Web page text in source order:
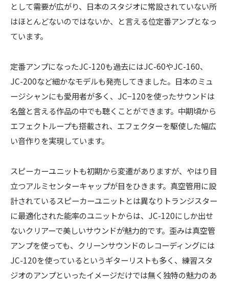
として需要が広がり、日本のスタジオに常設されていない所
はほとんどないのではないか、と言える位定番アンプとなっ
ています。
定番アンプになったJC-120も過去にはJC-60やJC-160、
JC-200など細かなモデルも発売してきました。日本のミュ
ージシャンにも愛用者が多く、JC−120を使ったサウンドは
名盤と言える作品の中でも聴くことができます。中期頃から
エフェクトループも搭載され、エフェクターを駆使した幅広
い音作りを実現しています。
スピーカーユニットも初期から変遷がありますが、やはり目
立つアルミセンターキャップが目をひきます。真空管用に設
計されているスピーカーユニットとは異なりトランジスター
に最適化された能率のユニットからは、JC-120にしか出せ
ないクリアーで美しいサウンドが魅力的です。歪みは真空管
アンプを使っても、クリーンサウンドのレコーディングには
JC-120を使っているというギターリストも多く、練習スタ
ジオのアンプといったイメージだけでは無く独特の魅力のあ